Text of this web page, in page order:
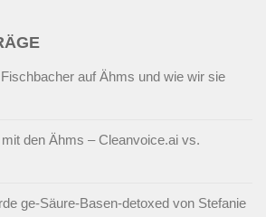
auf Ähms und wie wir sie
den Ähms – Cleanvoice.ai vs.
ge-Säure-Basen-detoxed von Stefanie